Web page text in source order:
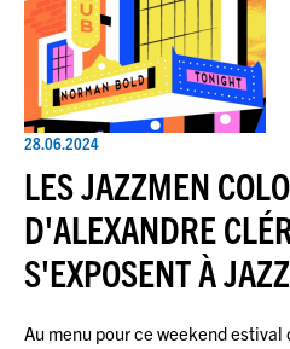
28.06.2024
LES JAZZMEN
D'ALEXANDRE
S'EXPOSENT À
Au menu pour ce weekend